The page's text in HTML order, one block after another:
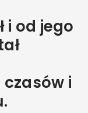
i od jego
i